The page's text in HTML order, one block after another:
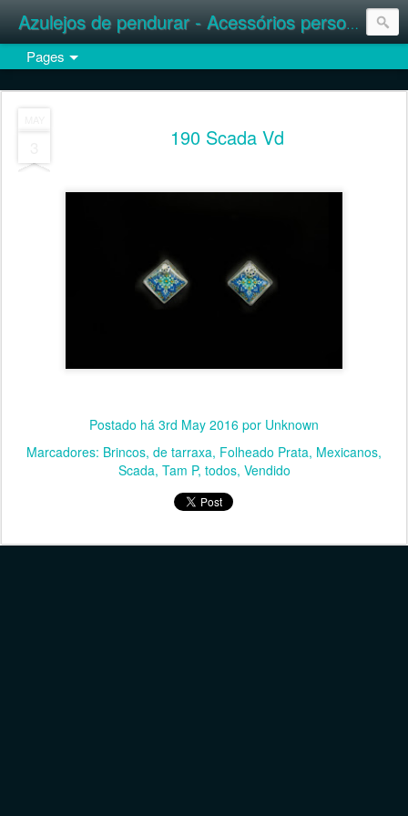
Azulejos de pendurar - Acessórios personalizados
Pages
190 Scada Vd
Postado há 3rd May 2016 por Unknown
Marcadores: Brincos de tarraxa Folheado Prata Mexicanos
Scada Tam P todos Vendido